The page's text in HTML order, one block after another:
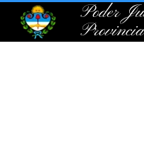
Poder